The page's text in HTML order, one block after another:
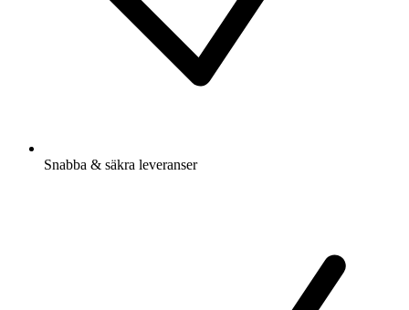
Snabba & säkra leveranser